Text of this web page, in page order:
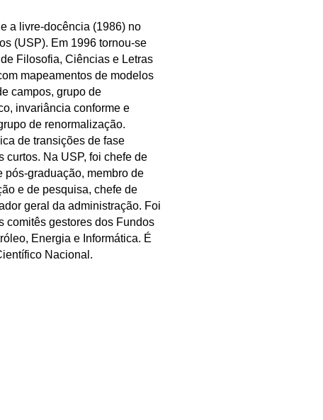
a livre-docência (1986) no
(USP). Em 1996 tornou-se
Filosofia, Ciências e Letras
mapeamentos de modelos
campos, grupo de
invariância conforme e
de renormalização.
de transições de fase
curtos. Na USP, foi chefe de
pós-graduação, membro de
e de pesquisa, chefe de
geral da administração. Foi
comitês gestores dos Fundos
Energia e Informática. É
Nacional.